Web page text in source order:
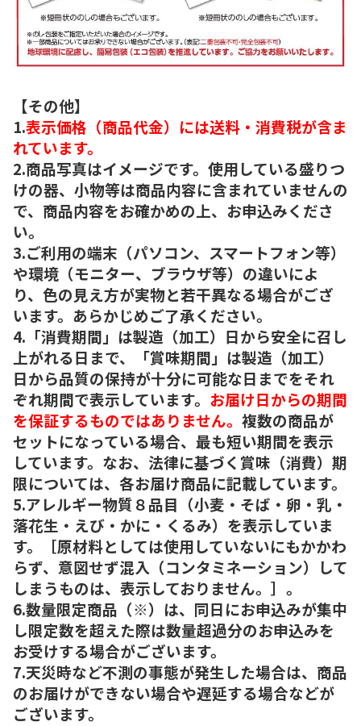
【その他】
1.表示価格（商品代金）には送料・消費税が含ま
れています。
2.商品写真はイメージです。使用している盛りつ
けの器、小物等は商品内容に含まれていませんの
で、商品内容をお確かめの上、お申込みくださ
い。
3.ご利用の端末（パソコン、スマートフォン等）
や環境（モニター、ブラウザ等）の違いによ
り、色の見え方が実物と若干異なる場合がござ
います。あらかじめご了承ください。
4.「消費期間」は製造（加工）日から安全に召し
上がれる日まで、「賞味期間」は製造（加工）
日から品質の保持が十分に可能な日までをそれ
ぞれ期間で表示しています。 お届け日からの期間
を保証するものではありません。 複数の商品が
セットになっている場合、最も短い期間を表示
しています。なお、法律に基づく賞味（消費）期
限については、各お届け商品に記載しています。
5.アレルギー物質８品目（小麦・そば・卵・乳・
落花生・えび・かに・くるみ）を表示していま
す。［原材料としては使用していないにもかかわ
らず、意図せず混入（コンタミネーション）して
しまうものは、表示しておりません。］。
6.数量限定商品（※）は、同日にお申込みが集中
し限定数を超えた際は数量超過分のお申込みを
お受けする場合がございます。
7.天災時など不測の事態が発生した場合は、商品
のお届けができない場合や遅延する場合などが
ございます。